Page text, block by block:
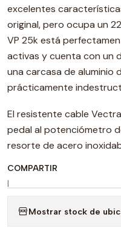
excelentes
original, pero ocupa un
VP 25k está
activas y cuenta con un
una carcasa de aluminio
prácticamente
El resistente cable
pedal al potenciómetro
resorte de acero
COMPARTIR
|
Mostrar stock de